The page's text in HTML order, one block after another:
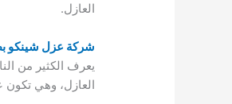
العازل.
شركة عزل شينكو
يعرف الكثير من
العازل، وهي تكون